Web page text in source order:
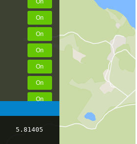
5.81405